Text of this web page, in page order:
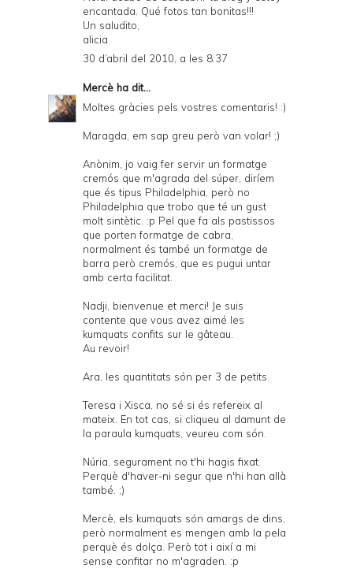
encantada. Qué fotos tan bonitas!!!
Un saludito,
alicia
30 d’abril del 2010, a les 8:37
Mercè ha dit...
Moltes gràcies pels vostres comentaris! :)
Maragda, em sap greu però van volar! ;)
Anònim, jo vaig fer servir un formatge
cremós que m'agrada del súper, diríem
que és tipus Philadelphia, però no
Philadelphia que trobo que té un gust
molt sintètic. :p Pel que fa als pastissos
que porten formatge de cabra,
normalment és també un formatge de
barra però cremós, que es pugui untar
amb certa facilitat.
Nadji, bienvenue et merci! Je suis
contente que vous avez aimé les
kumquats confits sur le gâteau.
Au revoir!
Ara, les quantitats són per 3 de petits.
Teresa i Xisca, no sé si és refereix al
mateix. En tot cas, si cliqueu al damunt de
la paraula kumquats, veureu com són.
Núria, segurament no t'hi hagis fixat.
Perquè d'haver-ni segur que n'hi han allà
també. ;)
Mercè, els kumquats són amargs de dins,
però normalment es mengen amb la pela
perquè és dolça. Però tot i així a mi
sense confitar no m'agraden. :p